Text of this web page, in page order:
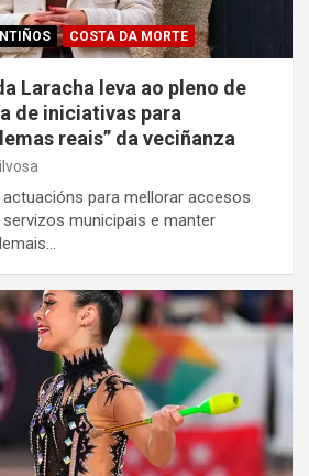
COSTA DA MORTE
Laracha leva ao pleno de
de iniciativas para
reais” da veciñanza
para mellorar accesos
municipais e manter